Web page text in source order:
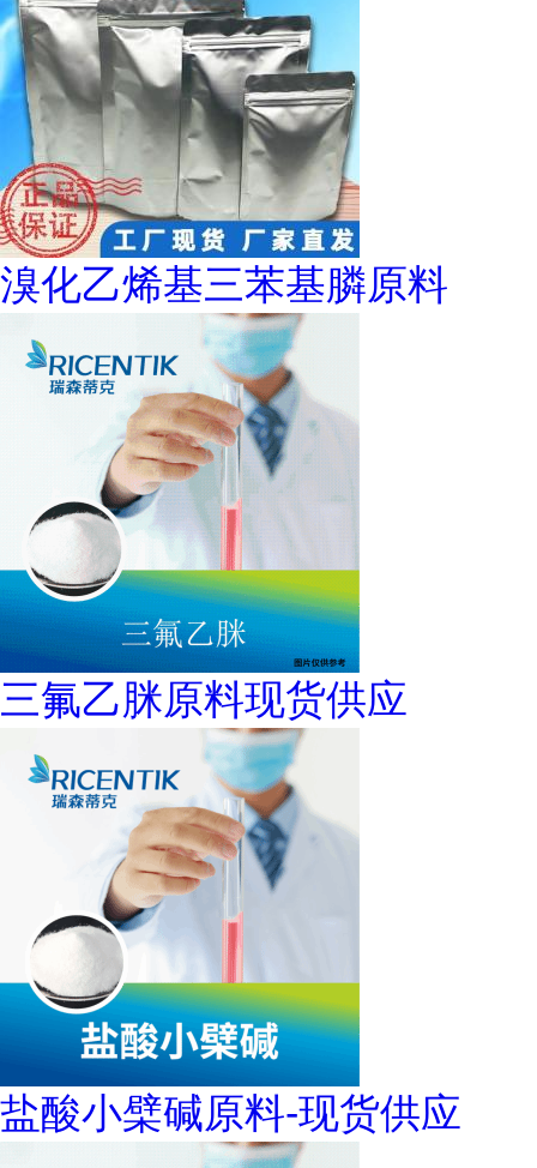
溴化乙烯基三苯基膦原料
三氟乙脒原料现货供应
盐酸小檗碱原料-现货供应